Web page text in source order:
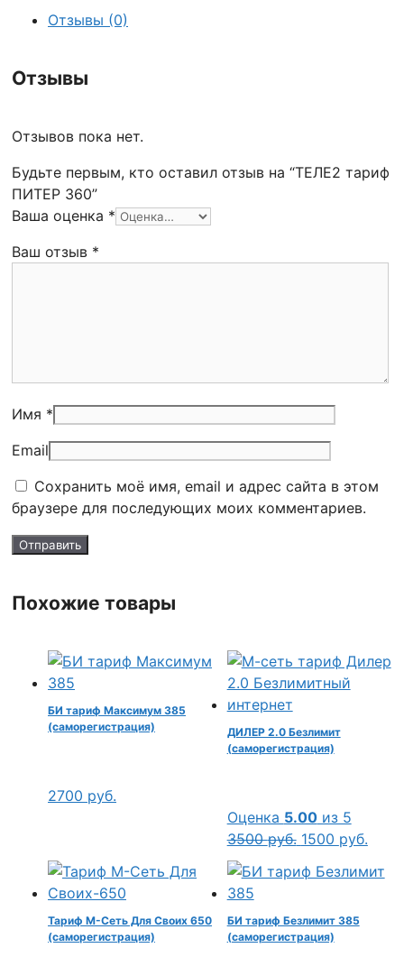
Отзывы (0)
Отзывы
Отзывов пока нет.
Будьте первым, кто оставил отзыв на “ТЕЛЕ2 тариф
ПИТЕР 360”
Ваша оценка *
Ваш отзыв *
Имя *
Email
Сохранить моё имя, email и адрес сайта в этом
браузере для последующих моих комментариев.
Похожие товары
БИ тариф Максимум 385
(саморегистрация)
2700 руб.
ДИЛЕР 2.0 Безлимит
(саморегистрация)
Оценка 5.00из 5
3500руб.
составляла
1500 руб.
1500
Тариф М-Сеть Для Своих 650
(саморегистрация)
БИ тариф Безлимит 385
(саморегистрация)